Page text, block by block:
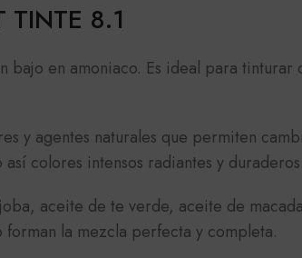
TINTE 8.1
bajo en amoniaco. Es ideal para tinturar
y agentes naturales que permiten
colores intensos radiantes y duraderos.
aceite de te verde, aceite de
la mezcla perfecta y completa.